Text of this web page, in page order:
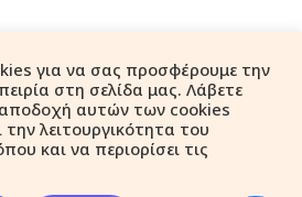
για να σας προσφέρουμε την
στη σελίδα μας. Λάβετε
αυτών των cookies
λειτουργικότητα του
και να περιορίσει τις